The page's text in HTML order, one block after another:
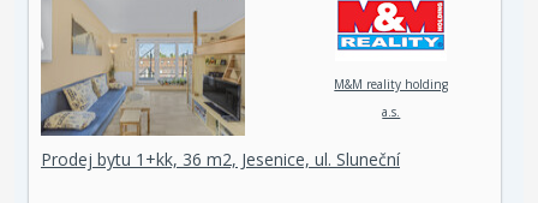
M&M reality holding
a.s.
Prodej bytu 1+kk, 36 m2, Jesenice, ul. Sluneční